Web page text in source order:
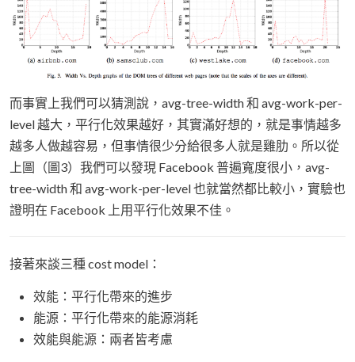
而事實上我們可以猜測說，avg-tree-width 和 avg-work-per-
level 越大，平行化效果越好，其實滿好想的，就是事情越多
越多人做越容易，但事情很少分給很多人就是雞肋。所以從
上圖（圖3）我們可以發現 Facebook 普遍寬度很小，avg-
tree-width 和 avg-work-per-level 也就當然都比較小，實驗也
證明在 Facebook 上用平行化效果不佳。
接著來談三種 cost model：
效能：平行化帶來的進步
能源：平行化帶來的能源消耗
效能與能源：兩者皆考慮